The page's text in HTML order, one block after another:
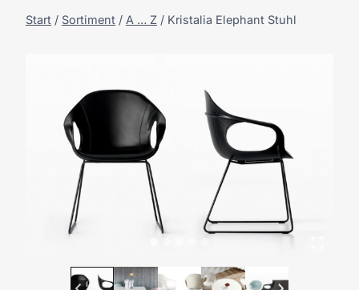
Start / Sortiment / A … Z / Kristalia Elephant Stuhl